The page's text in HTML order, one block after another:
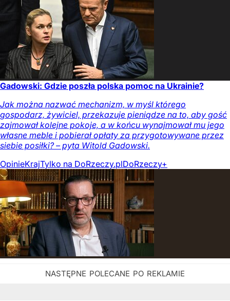
Gadowski: Gdzie poszła polska pomoc na Ukrainie?
Jak można nazwać mechanizm, w myśl którego
gospodarz, żywiciel, przekazuje pieniądze na to, aby gość
zajmował kolejne pokoje, a w końcu wynajmował mu jego
własne meble i pobierał opłaty za przygotowywane przez
siebie posiłki? – pyta Witold Gadowski.
OpinieKrajTylko na DoRzeczy.plDoRzeczy+